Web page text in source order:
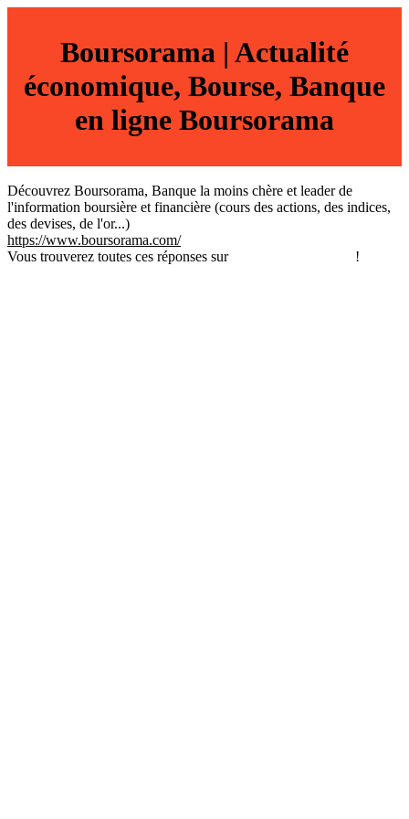
Boursorama | Actualité
économique, Bourse, Banque
en ligne Boursorama
Découvrez Boursorama, Banque la moins chère et leader de
l'information boursière et financière (cours des actions, des indices,
des devises, de l'or...)
https://www.boursorama.com/
Vous trouverez toutes ces réponses sur
!